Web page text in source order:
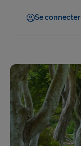
Se connecter